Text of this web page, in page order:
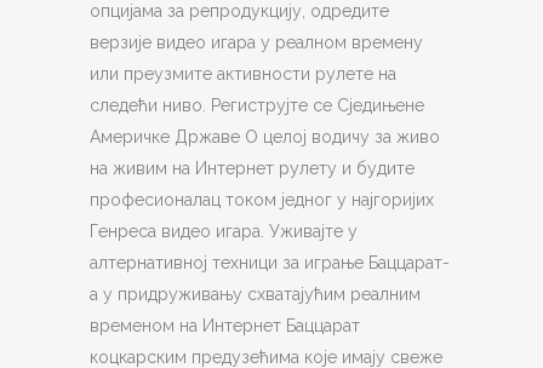
опцијама за репродукцију, одредите
верзије видео игара у реалном времену
или преузмите активности рулете на
следећи ниво. Региструјте се Сједињене
Америчке Државе О целој водичу за живо
на живим на Интернет рулету и будите
професионалац током једног у најгоријих
Генреса видео игара. Уживајте у
алтернативној техници за играње Баццарат-
а у придруживању схватајућим реалним
временом на Интернет Баццарат
коцкарским предузећима које имају свеже